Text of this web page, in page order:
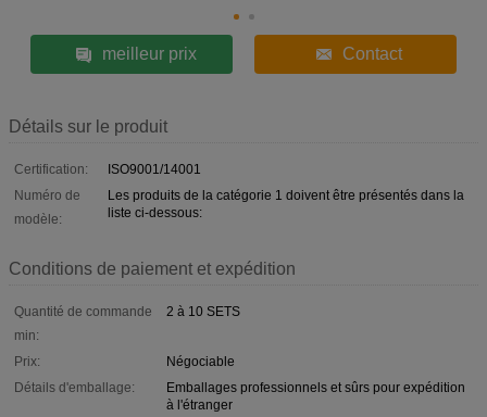
meilleur prix Contact
Détails sur le produit
Certification:
ISO9001/14001
Numéro de
modèle:
Les produits de la catégorie 1 doivent être présentés dans la
liste ci-dessous:
Conditions de paiement et expédition
Quantité de commande
min:
2 à 10 SETS
Prix:
Négociable
Détails d'emballage:
Emballages professionnels et sûrs pour expédition
à l'étranger